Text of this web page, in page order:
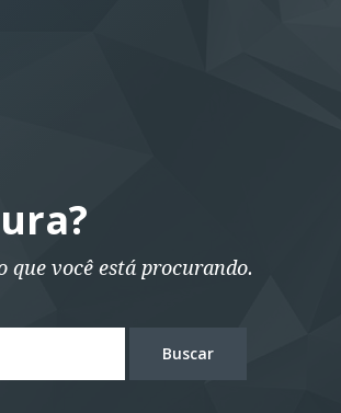
que você está procurando.